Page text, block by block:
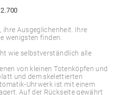
ihre Ausgeglichenheit. Ihre
wenigsten finden.
wie selbstverständlich alle
von kleinen Totenköpfen und
und dem skelettierten
Uhrwerk ist mit einem
Auf der Rückseite gewährt